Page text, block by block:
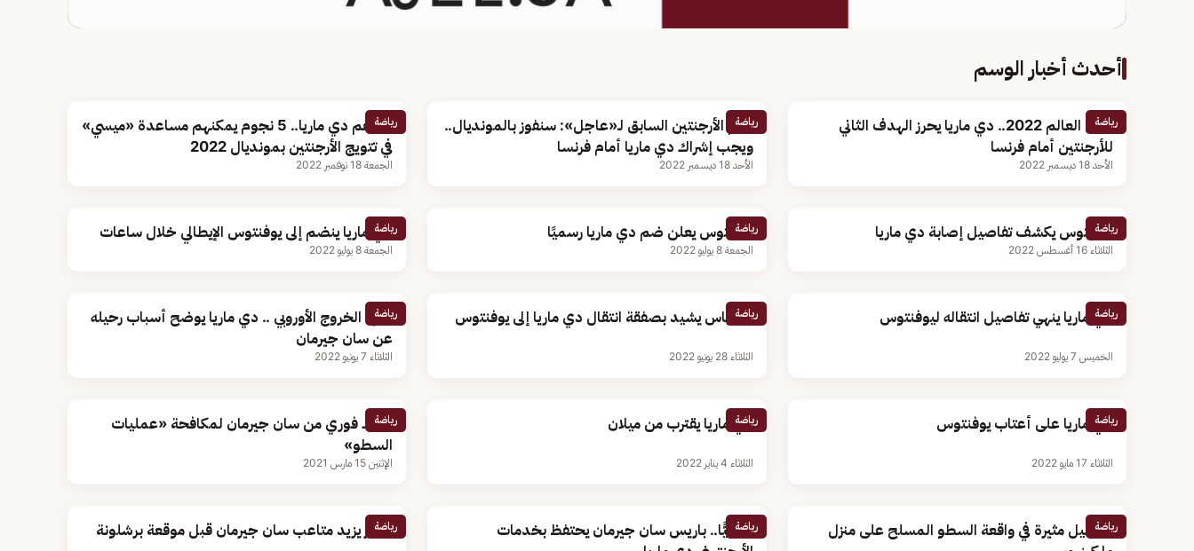
أحدث أخبار الوسم
رياضة
كأس العالم 2022.. دي ماريا يحرز الهدف الثاني
للأرجنتين أمام فرنسا
الأحد 18 ديسمبر 2022
رياضة
نجم الأرجنتين السابق لـ«عاجل»: سنفوز بالمونديال..
ويجب إشراك دي ماريا أمام فرنسا
الأحد 18 ديسمبر 2022
رياضة
أبرزهم دي ماريا.. 5 نجوم يمكنهم مساعدة «ميسي»
في تتويج الأرجنتين بمونديال 2022
الجمعة 18 نوفمبر 2022
رياضة
يوفنتوس يكشف تفاصيل إصابة دي ماريا
الثلاثاء 16 أغسطس 2022
رياضة
يوفنتوس يعلن ضم دي ماريا رسميًا
الجمعة 8 يوليو 2022
رياضة
دي ماريا ينضم إلى يوفنتوس الإيطالي خلال ساعات
الجمعة 8 يوليو 2022
رياضة
دي ماريا ينهي تفاصيل انتقاله ليوفنتوس
الخميس 7 يوليو 2022
رياضة
كاسياس يشيد بصفقة انتقال دي ماريا إلى يوفنتوس
الثلاثاء 28 يونيو 2022
رياضة
بينها الخروج الأوروبي .. دي ماريا يوضح أسباب رحيله
عن سان جيرمان
الثلاثاء 7 يونيو 2022
رياضة
دي ماريا على أعتاب يوفنتوس
الثلاثاء 17 مايو 2022
رياضة
دي ماريا يقترب من ميلان
الثلاثاء 4 يناير 2022
رياضة
تحرك فوري من سان جيرمان لمكافحة «عمليات
السطو»
الإثنين 15 مارس 2021
رياضة
تفاصيل مثيرة في واقعة السطو المسلح على منزل
رياضة
رسميًّا.. باريس سان جيرمان يحتفظ بخدمات
رياضة
نيمار يزيد متاعب سان جيرمان قبل موقعة برشلونة